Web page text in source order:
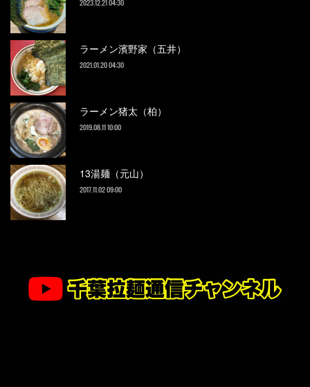
2023.12.21 04:30
ラーメン濱野家（五井）
2021.01.20 04:30
ラーメン猪太（柏）
2019.08.11 10:00
13湯麺（元山）
2017.11.02 09:00